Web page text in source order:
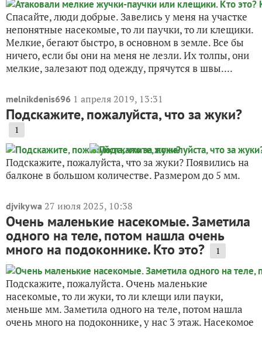
Спасайте, люди добрые. Завелись у меня на участке
непонятные насекомые, то ли паучки, то ли клещики.
Мелкие, бегают быстро, в основном в земле. Все бы
ничего, если бы они на меня не лезли. Их толпы, они
мелкие, залезают под одежду, прячутся в швы....
melnikdenis696 1 апреля 2019, 13:31
Подскажите, пожалуйста, что за жуки?
1
Подскажите, пожалуйста, что за жуки? Появились на
балконе в большом количестве. Размером до 5 мм.
djvikywa 27 июля 2025, 10:38
Очень маленькие насекомые. Заметила
одного на теле, потом нашла очень
много на подоконнике. Кто это? 1
Подскажите, пожалуйста. Очень маленькие
насекомые, то ли жуки, то ли клещи или пауки,
меньше мм. Заметила одного на теле, потом нашла
очень много на подоконнике, у нас 3 этаж. Насекомое